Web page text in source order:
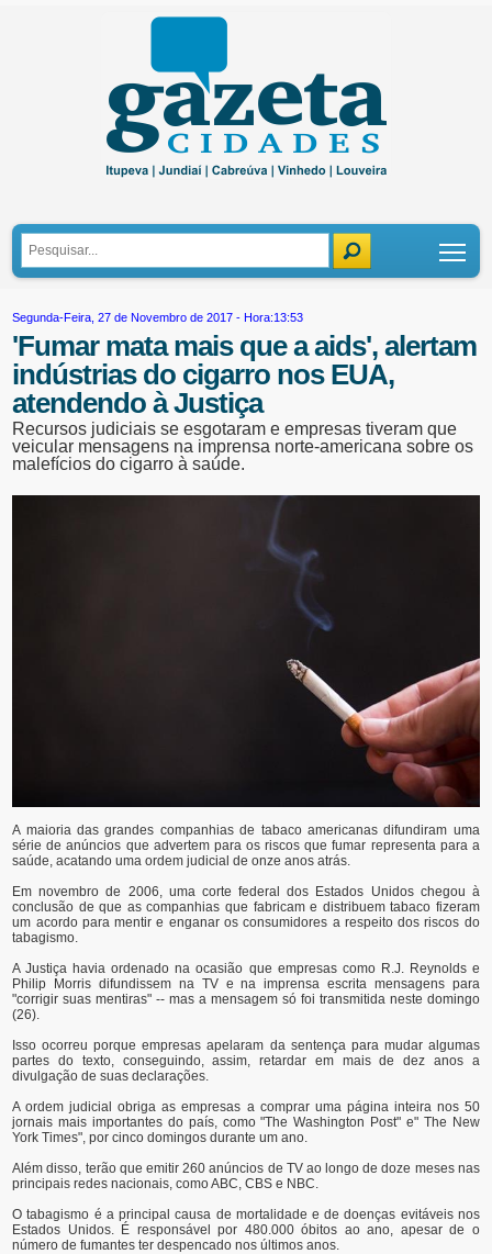
Segunda-Feira, 27 de Novembro de 2017 - Hora:13:53
'Fumar mata mais que a aids', alertam
indústrias do cigarro nos EUA,
atendendo à Justiça
Recursos judiciais se esgotaram e empresas tiveram que
veicular mensagens na imprensa norte-americana sobre os
malefícios do cigarro à saúde.
A maioria das grandes companhias de tabaco americanas difundiram uma
série de anúncios que advertem para os riscos que fumar representa para a
saúde, acatando uma ordem judicial de onze anos atrás.
Em novembro de 2006, uma corte federal dos Estados Unidos chegou à
conclusão de que as companhias que fabricam e distribuem tabaco fizeram
um acordo para mentir e enganar os consumidores a respeito dos riscos do
tabagismo.
A Justiça havia ordenado na ocasião que empresas como R.J. Reynolds e
Philip Morris difundissem na TV e na imprensa escrita mensagens para
"corrigir suas mentiras" -- mas a mensagem só foi transmitida neste domingo
(26).
Isso ocorreu porque empresas apelaram da sentença para mudar algumas
partes do texto, conseguindo, assim, retardar em mais de dez anos a
divulgação de suas declarações.
A ordem judicial obriga as empresas a comprar uma página inteira nos 50
jornais mais importantes do país, como "The Washington Post" e" The New
York Times", por cinco domingos durante um ano.
Além disso, terão que emitir 260 anúncios de TV ao longo de doze meses nas
principais redes nacionais, como ABC, CBS e NBC.
O tabagismo é a principal causa de mortalidade e de doenças evitáveis nos
Estados Unidos. É responsável por 480.000 óbitos ao ano, apesar de o
número de fumantes ter despencado nos últimos anos.